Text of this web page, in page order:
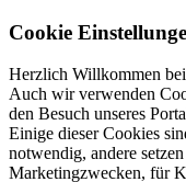
Cookie
Herzlich Willkommen
Auch wir verwenden
den Besuch unseres
Einige dieser Cookies
notwendig, andere
Marketingzwecken, für